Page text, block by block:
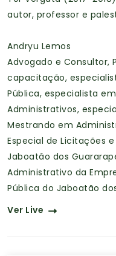
autor, professor e
Andryu Lemos
Advogado e Consultor,
capacitação,
Pública, especialista
Administrativos,
Mestrando em
Especial de Licitações
Jaboatão dos
Administrativo da
Pública do Jaboatão
Ver Live